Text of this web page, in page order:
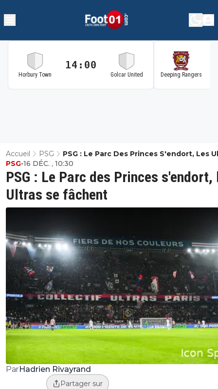
Horbury Town
14:00
Golcar United Deeping Rangers
Accueil PSG
PSG : Le Parc Des Princes S'endort, Les
Se Fâchent
PSG : Le Parc des Princes s'endort,
Ultras se fâchent
PSG•16 DÉC. , 10:30
ParHadrien Rivayrand
Partager sur